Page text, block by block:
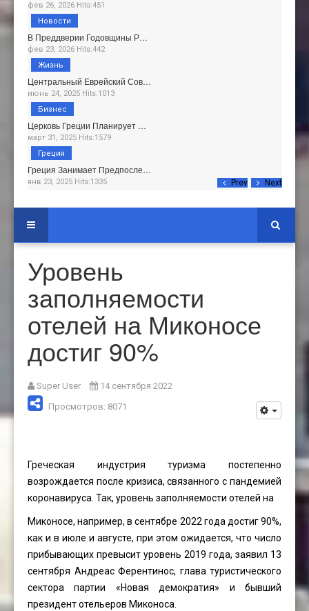
Prev Next
фев 26, 2026 Hits:451
В Преддверии Годовщины Р…
фев 23, 2026 Hits:442
Новости
Центральный Еврейский Сов…
июнь 24, 2025 Hits:1013
Жизнь
Церковь Греции Планирует …
март 31, 2025 Hits:1579
Бизнес
Греция Занимает Предпосле…
янв 23, 2025 Hits:1335
Греция
Уровень
заполняемости
отелей на Миконосе
достиг 90%
Super User
14 сентября 2022
Просмотров: 8071
Греческая индустрия туризма постепенно
возрождается после кризиса, связанного с пандемией
коронавируса. Так, уровень заполняемости отелей на
Миконосе, например, в сентябре 2022 года достиг 90%,
как и в июле и августе, при этом ожидается, что число
прибывающих превысит уровень 2019 года, заявил 13
сентября Андреас Ферентинос, глава туристического
сектора партии «Новая демократия» и бывший
президент отельеров Миконоса.